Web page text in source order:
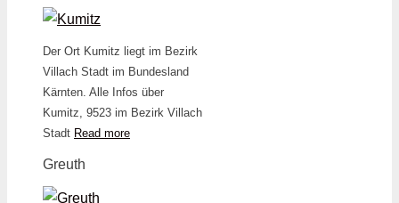
Der Ort Kumitz liegt im Bezirk
Villach Stadt im Bundesland
Kärnten. Alle Infos über
Kumitz, 9523 im Bezirk Villach
Stadt Read more
Greuth